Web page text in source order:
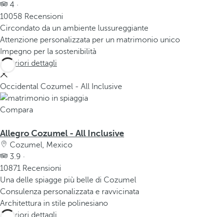
4 ·
10058 Recensioni
Circondato da un ambiente lussureggiante
Attenzione personalizzata per un matrimonio unico
Impegno per la sostenibilità
Ulteriori dettagli
Occidental Cozumel - All Inclusive
Compara
Allegro Cozumel - All Inclusive
Cozumel, Mexico
3.9 ·
10871 Recensioni
Una delle spiagge più belle di Cozumel
Consulenza personalizzata e ravvicinata
Architettura in stile polinesiano
Ulteriori dettagli